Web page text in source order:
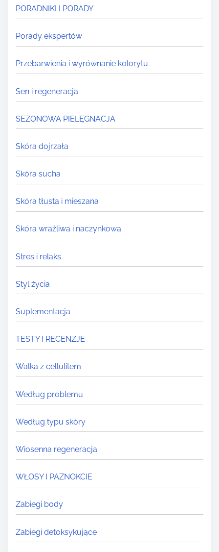
PORADNIKI I PORADY
Porady ekspertów
Przebarwienia i wyrównanie kolorytu
Sen i regeneracja
SEZONOWA PIELĘGNACJA
Skóra dojrzała
Skóra sucha
Skóra tłusta i mieszana
Skóra wrażliwa i naczynkowa
Stres i relaks
Styl życia
Suplementacja
TESTY I RECENZJE
Walka z cellulitem
Według problemu
Według typu skóry
Wiosenna regeneracja
WŁOSY I PAZNOKCIE
Zabiegi body
Zabiegi detoksykujące